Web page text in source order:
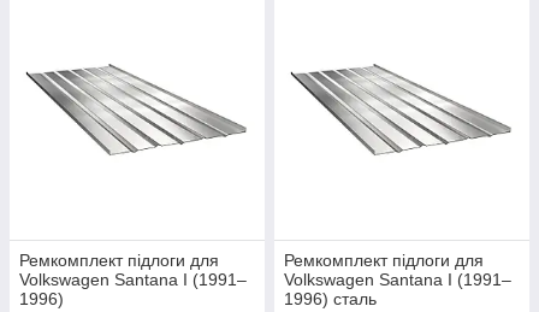
Ремкомплект підлоги для
Volkswagen Santana I (1991–
1996)
Ремкомплект підлоги для
Volkswagen Santana I (1991–
1996) сталь